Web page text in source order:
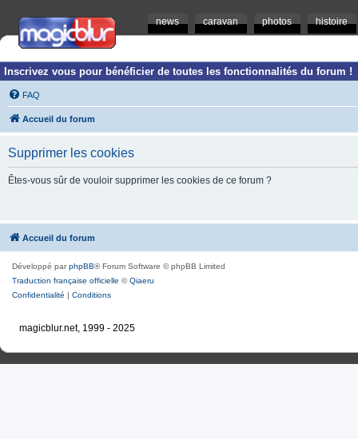
news caravan photos histoire
Inscrivez vous pour bénéficier de toutes les fonctionnalités du forum !
FAQ
Accueil du forum
Supprimer les cookies
Êtes-vous sûr de vouloir supprimer les cookies de ce forum ?
Accueil du forum
Développé parphpBB® Forum Software © phpBB Limited
Traduction française officielle ©Qiaeru
Confidentialité | Conditions
magicblur.net, 1999 - 2025